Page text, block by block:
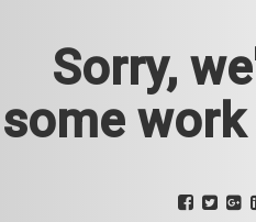
Sorry,
some